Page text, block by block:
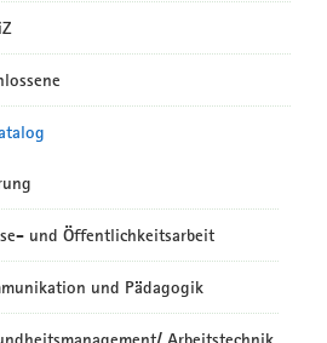
und Öffentlichkeitsarbeit
und Pädagogik